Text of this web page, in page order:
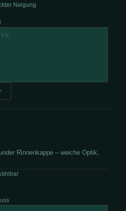
Neigung
Rinnenkappe – weiche Optik,